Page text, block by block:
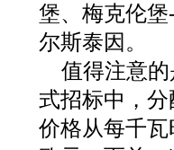
堡、梅克伦
尔斯泰因。
值得注意
式招标中，
价格从每千瓦